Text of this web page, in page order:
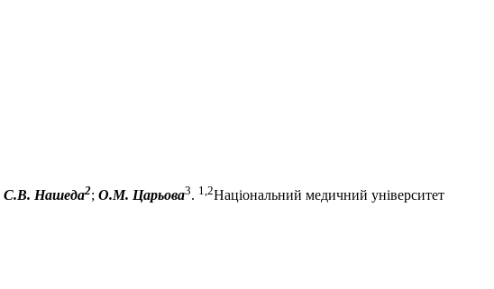
С.В. Нашеда2; О.М. Царьова3. 1,2Національний медичний університет